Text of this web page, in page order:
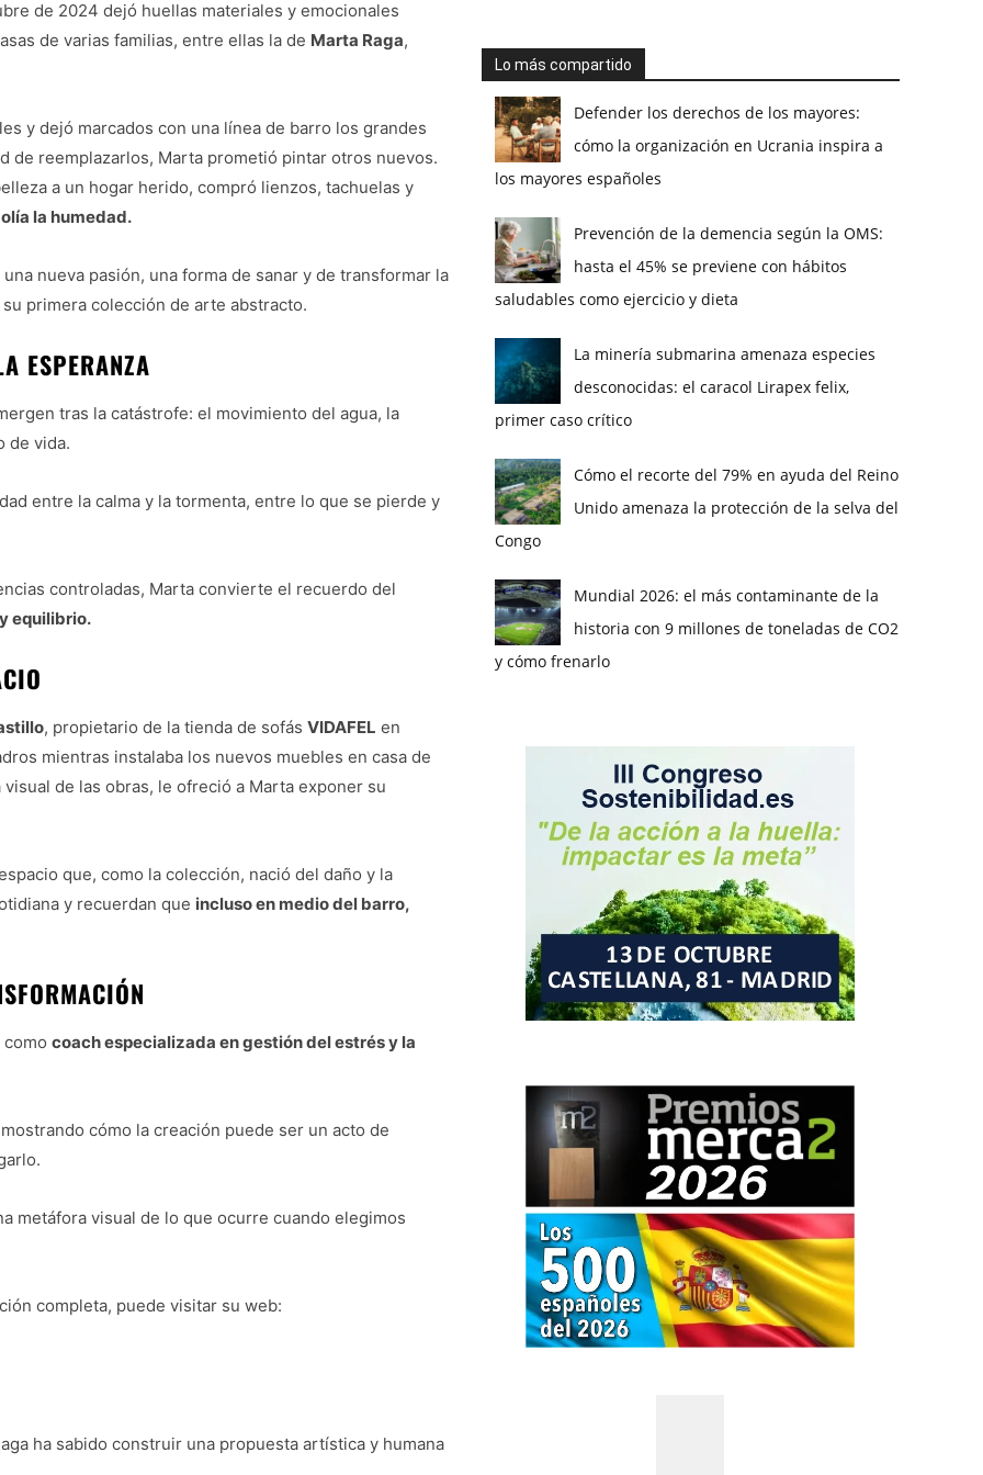
de 2024 dejó huellas materiales y emocionales
de varias familias, entre ellas la de Marta Raga,
y dejó marcados con una línea de barro los grandes
de reemplazarlos, Marta prometió pintar otros nuevos.
a un hogar herido, compró lienzos, tachuelas y
la humedad.
nueva pasión, una forma de sanar y de transformar la
su primera colección de arte abstracto.
ESPERANZA
tras la catástrofe: el movimiento del agua, la
de vida.
entre la calma y la tormenta, entre lo que se pierde y
controladas, Marta convierte el recuerdo del
equilibrio.
, propietario de la tienda de sofás VIDAFEL en
mientras instalaba los nuevos muebles en casa de
de las obras, le ofreció a Marta exponer su
que, como la colección, nació del daño y la
y recuerdan que incluso en medio del barro,
como coach especializada en gestión del estrés y la
cómo la creación puede ser un acto de
metáfora visual de lo que ocurre cuando elegimos
completa, puede visitar su web:
ha sabido construir una propuesta artística y humana
Lo más compartido
Defender los derechos de los mayores:
cómo la organización en Ucrania inspira a
los mayores españoles
Prevención de la demencia según la OMS:
hasta el 45% se previene con hábitos
saludables como ejercicio y dieta
La minería submarina amenaza especies
desconocidas: el caracol Lirapex felix,
primer caso crítico
Cómo el recorte del 79% en ayuda del Reino
Unido amenaza la protección de la selva del
Congo
Mundial 2026: el más contaminante de la
historia con 9 millones de toneladas de CO2
y cómo frenarlo